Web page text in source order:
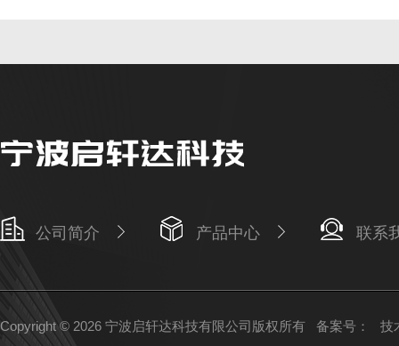
公司简介 产品中心 联系
Copyright © 2026 宁波启轩达科技有限公司版权所有 备案号： 技